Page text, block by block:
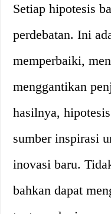
Setiap hipotesis
perdebatan. Ini
memperbaiki,
menggantikan
hasilnya,
sumber inspirasi
inovasi baru.
bahkan dapat